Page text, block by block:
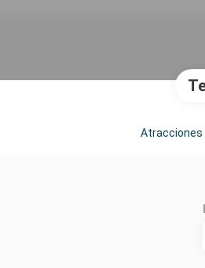
Atracciones